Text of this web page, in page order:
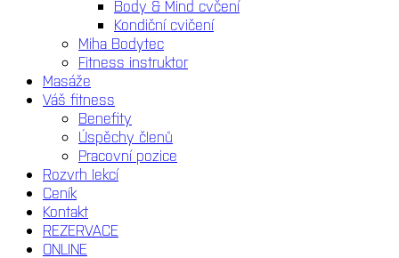
Body & Mind cvčení
Kondiční cvičení
Miha Bodytec
Fitness instruktor
Masáže
Váš fitness
Benefity
Úspěchy členů
Pracovní pozice
Rozvrh lekcí
Ceník
Kontakt
REZERVACE
ONLINE